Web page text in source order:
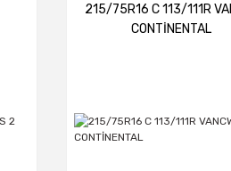
215/75R16 C 113/111R
CONTİNENTAL